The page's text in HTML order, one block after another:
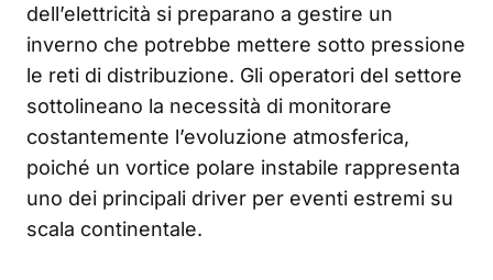
dell’elettricità si preparano a gestire un
inverno che potrebbe mettere sotto pressione
le reti di distribuzione. Gli operatori del settore
sottolineano la necessità di monitorare
costantemente l’evoluzione atmosferica,
poiché un vortice polare instabile rappresenta
uno dei principali driver per eventi estremi su
scala continentale.